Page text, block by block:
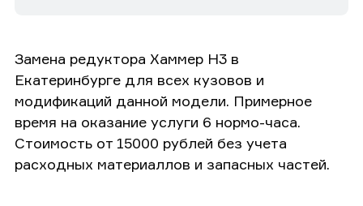
Замена редуктора Хаммер H3 в
Екатеринбурге для всех кузовов и
модификаций данной модели. Примерное
время на оказание услуги 6 нормо-часа.
Стоимость от 15000 рублей без учета
расходных материаллов и запасных частей.